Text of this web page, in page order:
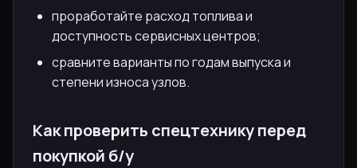
проработайте расход топлива и
доступность сервисных центров;
сравните варианты по годам выпуска и
степени износа узлов.
Как проверить спецтехнику перед
покупкой б/у